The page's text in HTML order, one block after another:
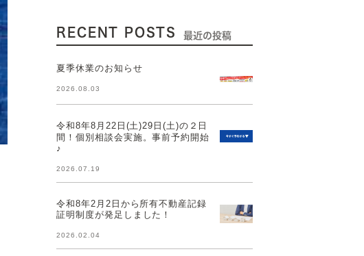
RECENT POSTS 最近の投稿
夏季休業のお知らせ
2026.08.03
令和8年8月22日(土)29日(土)の２日
間！個別相談会実施。事前予約開始
♪
2026.07.19
令和8年2月2日から所有不動産記録
証明制度が発足しました！
2026.02.04